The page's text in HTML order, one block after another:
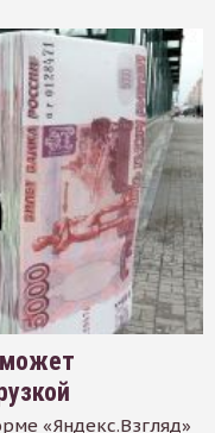
«Яндекс.Взгляд»